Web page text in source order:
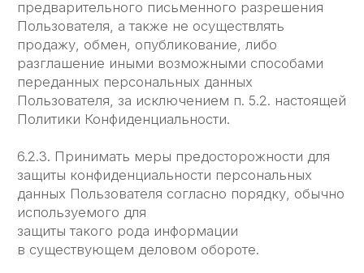
8. Разрешение споров
8.1. До обращения в суд с иском по спорам,
возникающим из отношений между
Пользователем и Администрацией,
обязательным является предъявление
претензии (письменного предложения или
предложения в электронном виде
о добровольном
урегулировании спора).
8.2. Получатель претензии в течение 30
календарных дней со дня получения претензии,
письменно или в электронном виде уведомляет
заявителя претензии о результатах
8.3. При недостижении соглашения спор будет
передан на рассмотрение Арбитражного суда
г. Москва.